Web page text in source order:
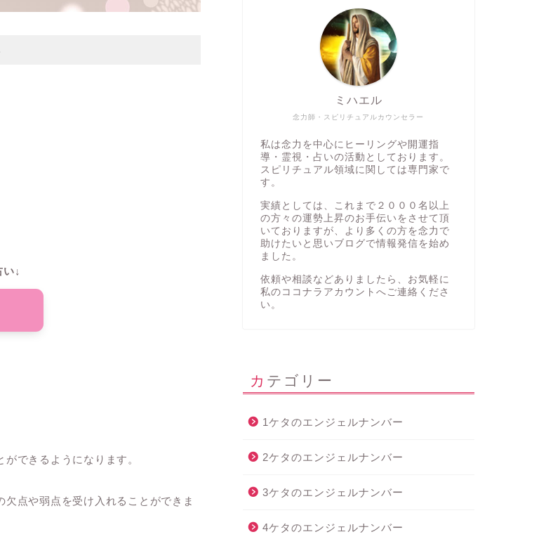
い↓
できるようになります。
点や弱点を受け入れることができま
念力師・スピリチュアルカウンセラー
ミハエル
私は念力を中心にヒーリングや開運指
導・霊視・占いの活動としております。
スピリチュアル領域に関しては専門家で
す。
実績としては、これまで２０００名以上
の方々の運勢上昇のお手伝いをさせて頂
いておりますが、より多くの方を念力で
助けたいと思いブログで情報発信を始め
ました。
依頼や相談などありましたら、お気軽に
私の ココナラアカウント へご連絡くださ
い。
カテゴリー
1ケタのエンジェルナンバー
2ケタのエンジェルナンバー
3ケタのエンジェルナンバー
4ケタのエンジェルナンバー